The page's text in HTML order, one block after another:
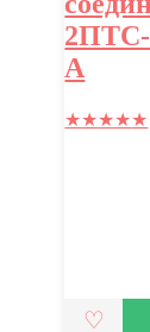
А
★★★★★